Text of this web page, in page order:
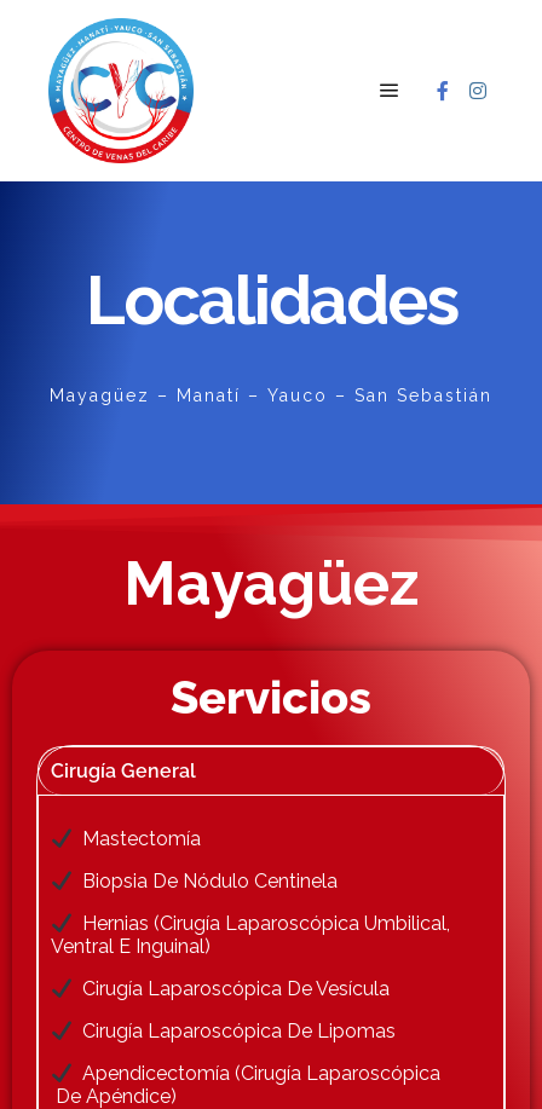
Localidades
Mayagüez – Manatí – Yauco – San Sebastián
Mayagüez
Servicios
Cirugía General
Mastectomía
Biopsia De Nódulo Centinela
Hernias (Cirugía Laparoscópica Umbilical,
Ventral E Inguinal)
Cirugía Laparoscópica De Vesícula
Cirugía Laparoscópica De Lipomas
Apendicectomía (Cirugía Laparoscópica
De Apéndice)